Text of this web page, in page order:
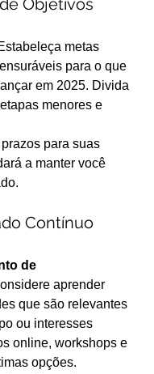
Objetivos
metas
para o que
em 2025. Divida
menores e
para suas
a manter você
Contínuo
de
aprender
que são relevantes
ou interesses
online, workshops e
opções.